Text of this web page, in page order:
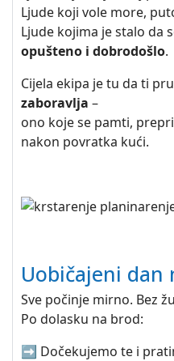
Ljude koji vole more,
Ljude kojima je stalo da
opušteno i dobrodošlo.
Cijela ekipa je tu da ti
zaboravlja –
ono koje se pamti,
nakon povratka kući.
Uobičajeni dan
Sve počinje mirno. Bez
Po dolasku na brod:
➡️ Dočekujemo te i